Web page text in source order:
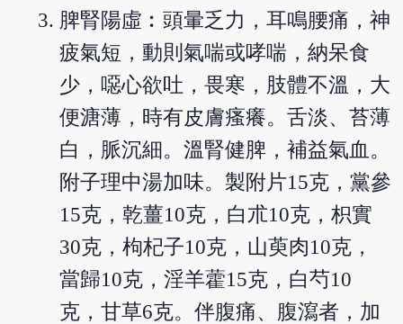
脾腎陽虛︰頭暈乏力，耳鳴腰痛，神
疲氣短，動則氣喘或哮喘，納呆食
少，噁心欲吐，畏寒，肢體不溫，大
便溏薄，時有皮膚瘙癢。舌淡、苔薄
白，脈沉細。溫腎健脾，補益氣血。
附子理中湯加味。製附片15克，黨參
15克，乾薑10克，白朮10克，枳實
30克，枸杞子10克，山萸肉10克，
當歸10克，淫羊藿15克，白芍10
克，甘草6克。伴腹痛、腹瀉者，加